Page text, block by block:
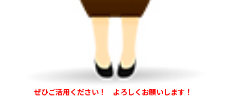
ぜひご活用ください！ よろしくお願いします！